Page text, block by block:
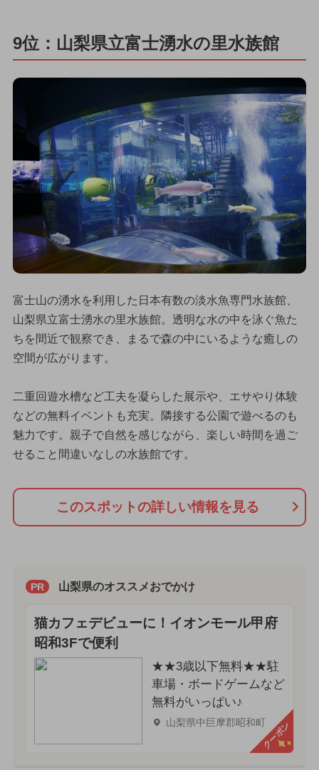
9位：山梨県立富士湧水の里水族館
富士山の湧水を利用した日本有数の淡水魚専門水族館、
山梨県立富士湧水の里水族館。透明な水の中を泳ぐ魚た
ちを間近で観察でき、まるで森の中にいるような癒しの
空間が広がります。
二重回遊水槽など工夫を凝らした展示や、エサやり体験
などの無料イベントも充実。隣接する公園で遊べるのも
魅力です。親子で自然を感じながら、楽しい時間を過ご
せること間違いなしの水族館です。
このスポットの詳しい情報を見る
PR 山梨県のオススメおでかけ
猫カフェデビューに！イオンモール甲府
昭和3Fで便利
★★3歳以下無料★★駐
車場・ボードゲームなど
無料がいっぱい♪
山梨県中巨摩郡昭和町クーポン